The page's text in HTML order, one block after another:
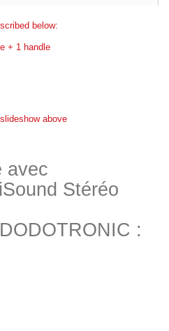
below:
+ 1 handle
above
avec
Stéréo
: